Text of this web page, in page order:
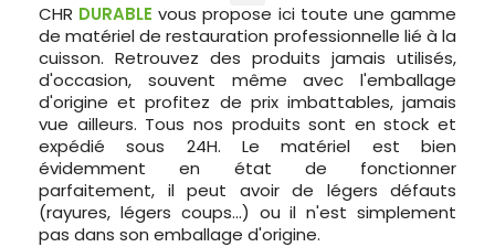
CHR DURABLE vous propose ici toute une gamme
de matériel de restauration professionnelle lié à la
cuisson. Retrouvez des produits jamais utilisés,
d'occasion, souvent même avec l'emballage
d'origine et profitez de prix imbattables, jamais
vue ailleurs. Tous nos produits sont en stock et
expédié sous 24H. Le matériel est bien
évidemment en état de fonctionner
parfaitement, il peut avoir de légers défauts
(rayures, légers coups...) ou il n'est simplement
pas dans son emballage d'origine.